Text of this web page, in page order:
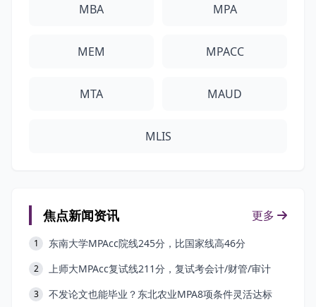
MBA MPA
MEM MPACC
MTA MAUD
MLIS
焦点新闻资讯 更多
1 东南大学MPAcc院线245分，比国家线高46分
2 上师大MPAcc复试线211分，复试考会计/财管/审计
3 不发论文也能毕业？东北农业MPA8项条件灵活达标